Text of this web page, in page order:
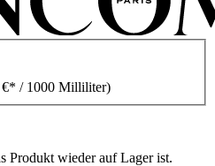
€* / 1000 Milliliter)
Produkt wieder auf Lager ist.